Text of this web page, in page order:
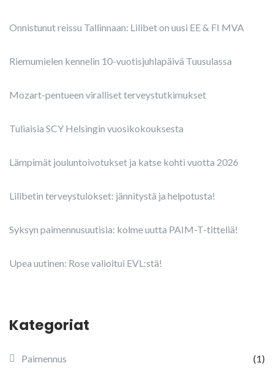
Onnistunut reissu Tallinnaan: Lilibet on uusi EE & FI MVA
Riemumielen kennelin 10-vuotisjuhlapäivä Tuusulassa
Mozart-pentueen viralliset terveystutkimukset
Tuliaisia SCY Helsingin vuosikokouksesta
Lämpimät jouluntoivotukset ja katse kohti vuotta 2026
Lilibetin terveystulokset: jännitystä ja helpotusta!
Syksyn paimennusuutisia: kolme uutta PAIM-T-titteliä!
Upea uutinen: Rose valioitui EVL:stä!
Kategoriat
Paimennus (1)